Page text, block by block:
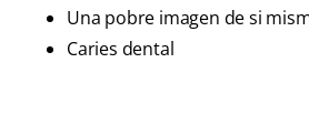
Una pobre imagen de si
Caries dental